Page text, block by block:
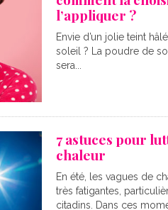
l’appliquer ?
Envie d’un jolie teint
soleil ? La poudre de
sera...
7 astuces pour
chaleur
En été, les vagues de
très fatigantes,
citadins. Dans ces